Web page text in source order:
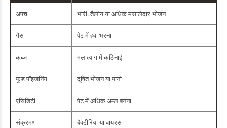
अपच भारी, तैलीय या अधिक मसालेदार भोजन
गैस पेट में हवा भरना
कब्ज मल त्याग में कठिनाई
फूड पॉइजनिंग दूषित भोजन या पानी
एसिडिटी पेट में अधिक अम्ल बनना
संक्रमण बैक्टीरिया या वायरस